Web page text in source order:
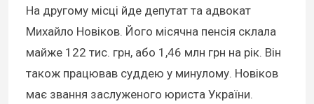
На другому місці йде депутат та адвокат
Михайло Новіков. Його місячна пенсія склала
майже 122 тис. грн, або 1,46 млн грн на рік. Він
також працював суддею у минулому. Новіков
має звання заслуженого юриста України.